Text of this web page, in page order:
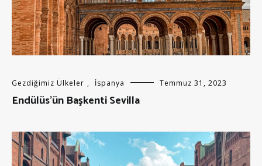
Gezdiğimiz Ülkeler , İspanya Temmuz 31, 2023
Endülüs’ün Başkenti Sevilla